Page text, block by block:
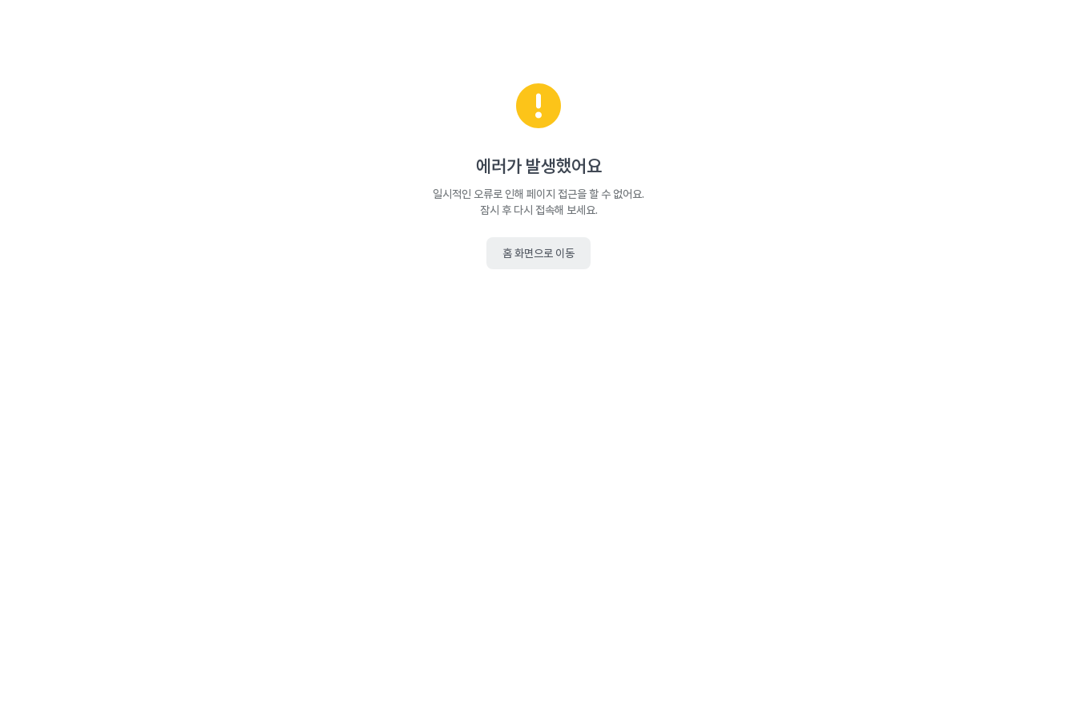
에러가 발생했어요
일시적인 오류로 인해 페이지 접근을 할 수 없어요.
잠시 후 다시 접속해 보세요.
홈 화면으로 이동